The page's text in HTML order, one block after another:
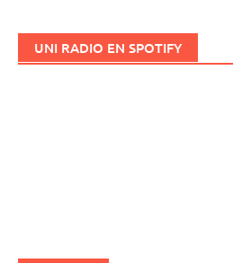
UNI RADIO EN SPOTIFY